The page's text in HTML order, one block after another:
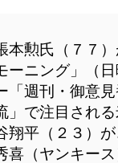
本勲氏（７７
ーニング」（日
「週刊・御意見
」で注目され
翔平（２３）
喜（ヤンキー